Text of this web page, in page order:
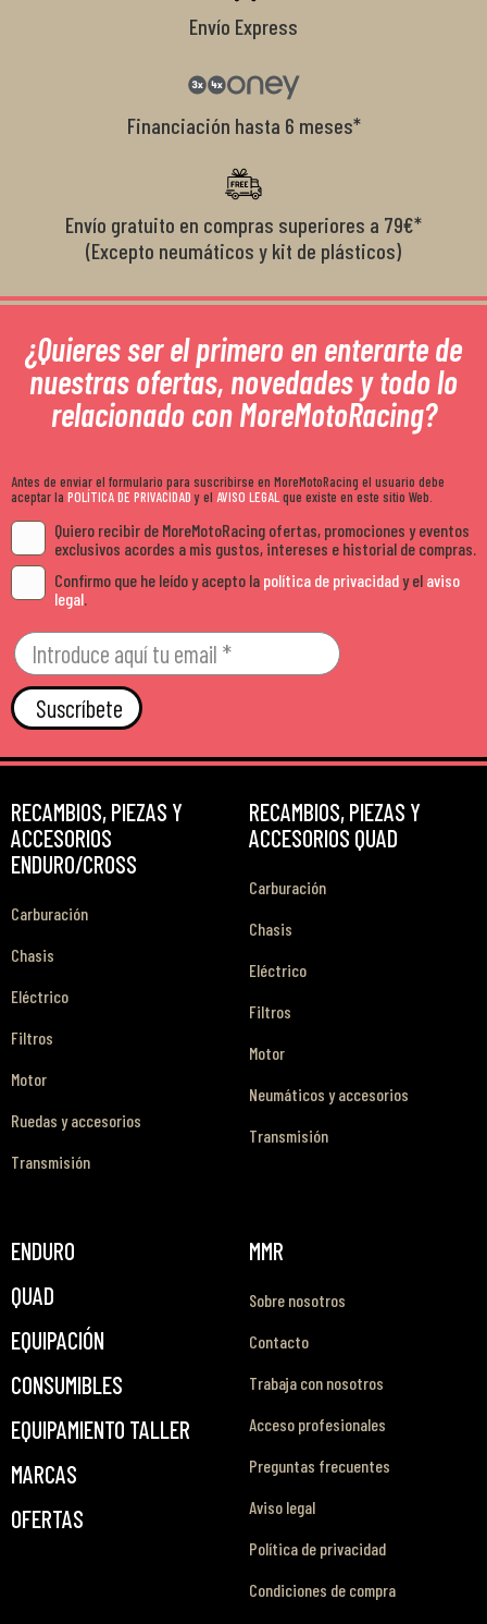
Envío Express
Financiación hasta 6 meses*
Envío gratuito en compras superiores a 79€*
(Excepto neumáticos y kit de plásticos)
¿Quieres ser el primero en enterarte de
nuestras ofertas, novedades y todo lo
relacionado con MoreMotoRacing?
Antes de enviar el formulario para suscribirse en MoreMotoRacing el usuario debe
aceptar la POLÍTICA DE PRIVACIDADy el AVISO LEGALque existe en este sitio Web.
Quiero recibir de MoreMotoRacing ofertas, promociones y eventos
exclusivos acordes a mis gustos, intereses e historial de compras.
Confirmo que he leído y acepto la política de privacidady el aviso
legal
Suscríbete
RECAMBIOS, PIEZAS Y
ACCESORIOS
ENDURO/CROSS
Carburación
Chasis
Eléctrico
Filtros
Motor
Ruedas y accesorios
Transmisión
RECAMBIOS, PIEZAS Y
ACCESORIOS QUAD
Carburación
Chasis
Eléctrico
Filtros
Motor
Neumáticos y accesorios
Transmisión
ENDURO
QUAD
EQUIPACIÓN
CONSUMIBLES
EQUIPAMIENTO TALLER
MARCAS
OFERTAS
MMR
Sobre nosotros
Contacto
Trabaja con nosotros
Acceso profesionales
Preguntas frecuentes
Aviso legal
Política de privacidad
Condiciones de compra